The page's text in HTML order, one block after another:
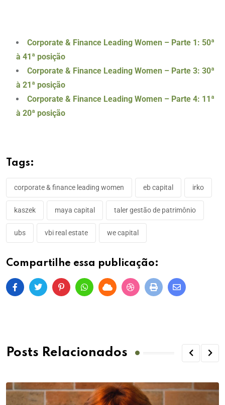
Corporate & Finance Leading Women – Parte 1: 50ª
à 41ª posição
Corporate & Finance Leading Women – Parte 3: 30ª
à 21ª posição
Corporate & Finance Leading Women – Parte 4: 11ª
à 20ª posição
Tags:
corporate & finance leading women eb capital irko
kaszek maya capital taler gestão de patrimônio
ubs vbi real estate we capital
Compartilhe essa publicação:
Posts Relacionados